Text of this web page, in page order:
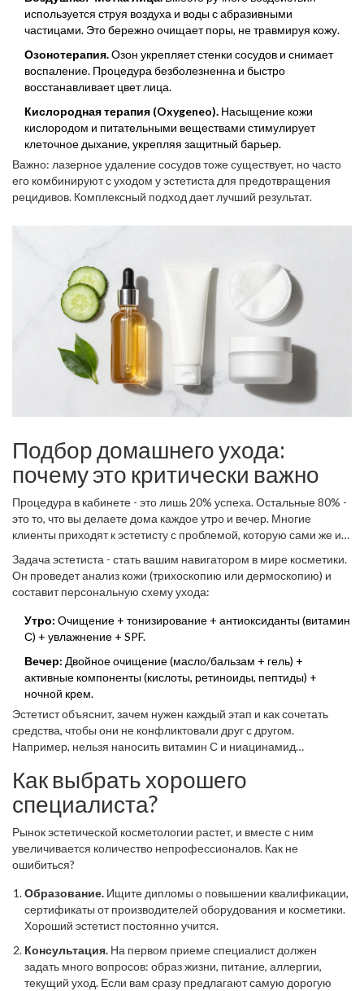
используется струя воздуха и воды с абразивными
частицами. Это бережно очищает поры, не травмируя кожу.
Озонотерапия.Озон укрепляет стенки сосудов и снимает
воспаление. Процедура безболезненна и быстро
восстанавливает цвет лица.
Кислородная терапия (Oxygeneo). Насыщение кожи
кислородом и питательными веществами стимулирует
клеточное дыхание, укрепляя защитный барьер.
Важно: лазерное удаление сосудов тоже существует, но часто
его комбинируют с уходом у эстетиста для предотвращения
рецидивов. Комплексный подход дает лучший результат.
Подбор домашнего ухода:
почему это критически важно
Процедура в кабинете - это лишь 20% успеха. Остальные 80% -
это то, что вы делаете дома каждое утро и вечер. Многие
клиенты приходят к эстетисту с проблемой, которую сами же и
для сухой кожи, отсутствие очищения вечером.
Задача эстетиста - стать вашим навигатором в мире косметики.
Он проведет анализ кожи (трихоскопию или дермоскопию) и
составит персональную схему ухода:
Утро: Очищение + тонизирование + антиоксиданты (витамин
С) + увлажнение + SPF.
Вечер: Двойное очищение (масло/бальзам + гель) +
активные компоненты (кислоты, ретиноиды, пептиды) +
ночной крем.
Эстетист объяснит, зачем нужен каждый этап и как сочетать
средства, чтобы они не конфликтовали друг с другом.
Например, нельзя наносить витамин С и ниацинамид
можете тратить деньги на дорогую косметику, которая не
работает или даже вредит.
Как выбрать хорошего
специалиста?
Рынок эстетической косметологии растет, и вместе с ним
увеличивается количество непрофессионалов. Как не
ошибиться?
Образование. Ищите дипломы о повышении квалификации,
сертификаты от производителей оборудования и косметики.
Хороший эстетист постоянно учится.
Консультация. На первом приеме специалист должен
задать много вопросов: образ жизни, питание, аллергии,
текущий уход. Если вам сразу предлагают самую дорогую